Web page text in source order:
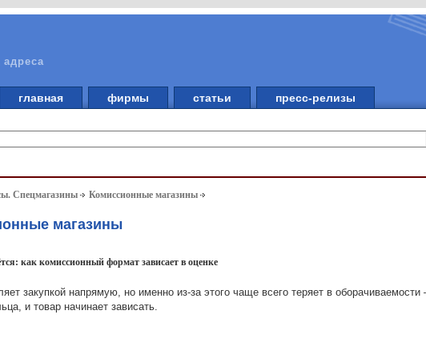
главная фирмы статьи пресс-релизы
Спецмагазины Комиссионные магазины
магазины
как комиссионный формат зависает в оценке
закупкой напрямую, но именно из-за этого чаще всего теряет в
и товар начинает зависать.